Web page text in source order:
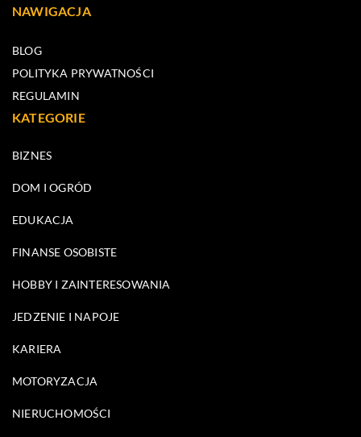
NAWIGACJA
BLOG
POLITYKA PRYWATNOŚCI
REGULAMIN
KATEGORIE
BIZNES
DOM I OGRÓD
EDUKACJA
FINANSE OSOBISTE
HOBBY I ZAINTERESOWANIA
JEDZENIE I NAPOJE
KARIERA
MOTORYZACJA
NIERUCHOMOŚCI